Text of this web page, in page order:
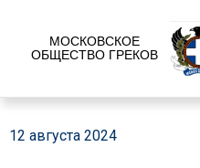
МОСКОВСКОЕ
ОБЩЕСТВО ГРЕКОВ
12 августа 2024